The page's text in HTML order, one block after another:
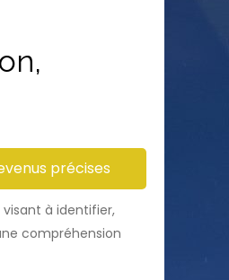
précises
à identifier,
compréhension